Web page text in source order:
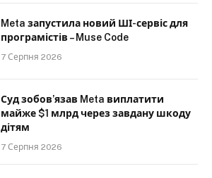
Meta запустила новий ШІ-сервіс для
програмістів – Muse Code
7 Серпня 2026
Суд зобов’язав Meta виплатити
майже $1 млрд через завдану шкоду
дітям
7 Серпня 2026